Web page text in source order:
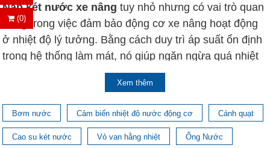
(0)
Nắp két nước xe nâng tuy nhỏ nhưng có vai trò quan
trọng trong việc đảm bảo động cơ xe nâng hoạt động
ở nhiệt độ lý tưởng. Bằng cách duy trì áp suất ổn định
trong hệ thống làm mát, nó giúp ngăn ngừa quá nhiệt
và tối ưu hóa hiệu suất động cơ, góp phần kéo dài tuổi
Xem thêm
Bơm nước Cảm biến nhiệt độ nước động cơ Cánh quạt
Cao su két nước Vỏ van hằng nhiệt Ống Nước